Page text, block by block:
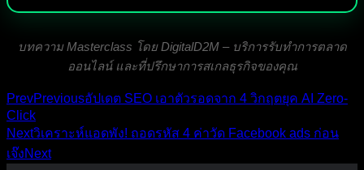
บทความ Masterclass โดย DigitalD2M – บริการรับทำการตลาด
ออนไลน์ และที่ปรึกษาการสเกลธุรกิจของคุณ
PrevPreviousอัปเดต SEO เอาตัวรอดจาก 4 วิกฤตยุค AI Zero-
Click
Nextวิเคราะห์แอดพัง! ถอดรหัส 4 ค่าวัด Facebook ads ก่อน
เจ๊งNext